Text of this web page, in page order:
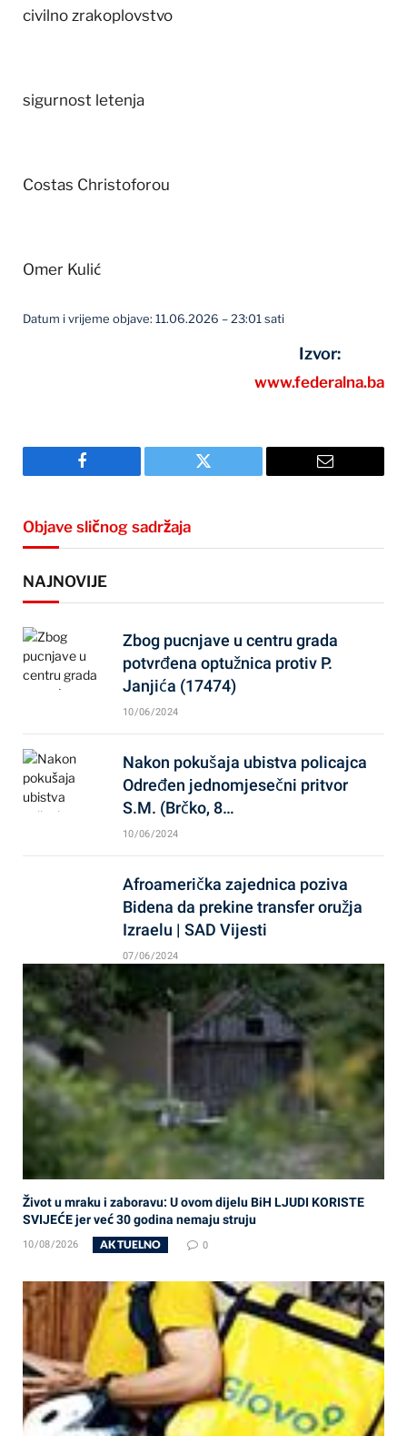
civilno zrakoplovstvo
sigurnost letenja
Costas Christoforou
Omer Kulić
Datum i vrijeme objave: 11.06.2026 – 23:01 sati
Izvor:
www.federalna.ba
Facebook Twitter Email
Objave sličnog sadržaja
NAJNOVIJE
Zbog pucnjave u centru grada
potvrđena optužnica protiv P.
Janjića (17474)
10/06/2024
Nakon pokušaja ubistva policajca
Određen jednomjesečni pritvor
S.M. (Brčko, 8…
10/06/2024
Afroamerička zajednica poziva
Bidena da prekine transfer oružja
Izraelu | SAD Vijesti
07/06/2024
Život u mraku i zaboravu: U ovom dijelu BiH LJUDI KORISTE
SVIJEĆE jer već 30 godina nemaju struju
10/08/2026 AKTUELNO 0